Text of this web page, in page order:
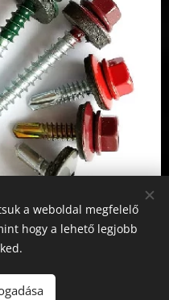
a weboldal megfelelő
hogy a lehető legjobb